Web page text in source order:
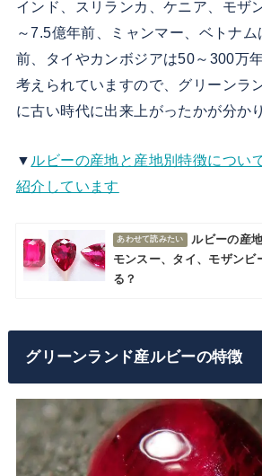
インド、スリランカ、ケニア、モザ
～7.5億年前、ミャンマー、ベトナ
前、タイやカンボジアは50～300万
考えられていますので、グリーンラ
に古い時代に出来上がったかが分か
▼ ルビーの産地と産地別特徴につい
紹介しています
ルビーの産
モンスー、タイ、モザンビ
る？
グリーンランド産ルビーの特徴